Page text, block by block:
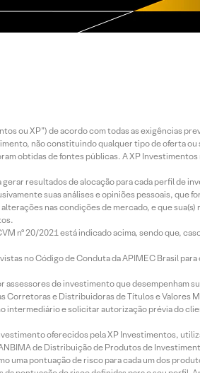
ou XP”) de acordo com todas as exigências
não constituindo qualquer tipo de oferta
obtidas de fontes públicas. A XP
resultados de alocação para cada perfil de
suas análises e opiniões pessoais, que
nas condições de mercado, e que
nº 20/2021 está indicado acima, sendo que,
no Código de Conduta da APIMEC Brasil
de investimento que desempenham
e Distribuidoras de Títulos e Valores
e solicitar autorização prévia do
oferecidos pela XP Investimentos,
de Distribuição de Produtos de
uma pontuação de risco para cada um dos